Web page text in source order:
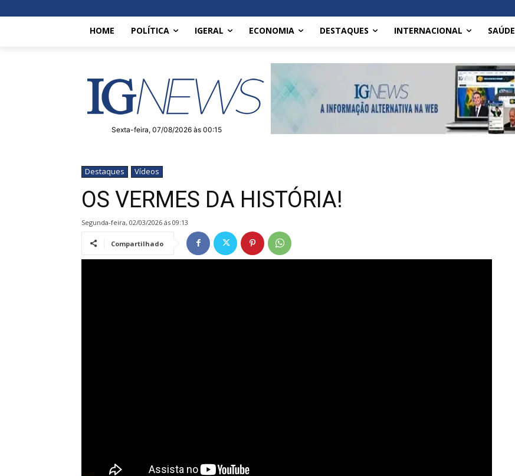
HOME POLÍTICA IGERAL ECONOMIA DESTAQUES INTERNACIONAL SAÚDE
Sexta-feira, 07/08/2026 às 00:15
Destaques Vídeos
OS VERMES DA HISTÓRIA!
segunda-feira, 02/03/2026 ás 09:13
Compartilhado